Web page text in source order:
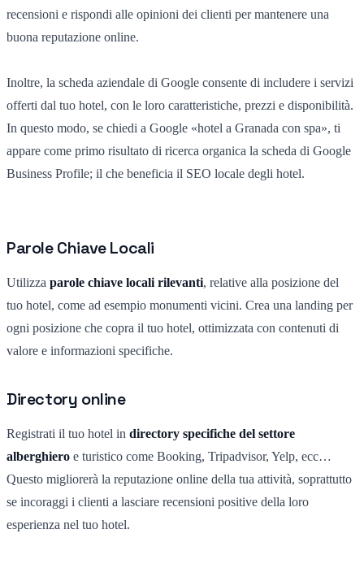
recensioni e rispondi alle opinioni dei clienti per mantenere una
buona reputazione online.
Inoltre, la scheda aziendale di Google consente di includere i servizi
offerti dal tuo hotel, con le loro caratteristiche, prezzi e disponibilità.
In questo modo, se chiedi a Google «hotel a Granada con spa», ti
appare come primo risultato di ricerca organica la scheda di Google
Business Profile; il che beneficia il SEO locale degli hotel.
Parole Chiave Locali
Utilizza parole chiave locali rilevanti, relative alla posizione del
tuo hotel, come ad esempio monumenti vicini. Crea una landing per
ogni posizione che copra il tuo hotel, ottimizzata con contenuti di
valore e informazioni specifiche.
Directory online
Registrati il tuo hotel in directory specifiche del settore
alberghiero e turistico come Booking, Tripadvisor, Yelp, ecc…
Questo migliorerà la reputazione online della tua attività, soprattutto
se incoraggi i clienti a lasciare recensioni positive della loro
esperienza nel tuo hotel.